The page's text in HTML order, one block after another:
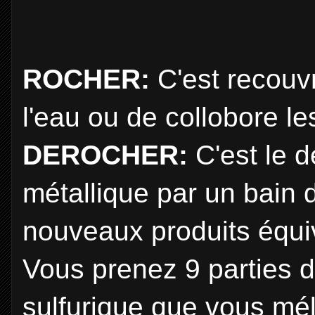
ROCHER: C'est
l'eau ou de collobore
DEROCHER: C'est le
métallique par un bain
nouveaux produits
Vous prenez 9 parties
sulfurique que vous